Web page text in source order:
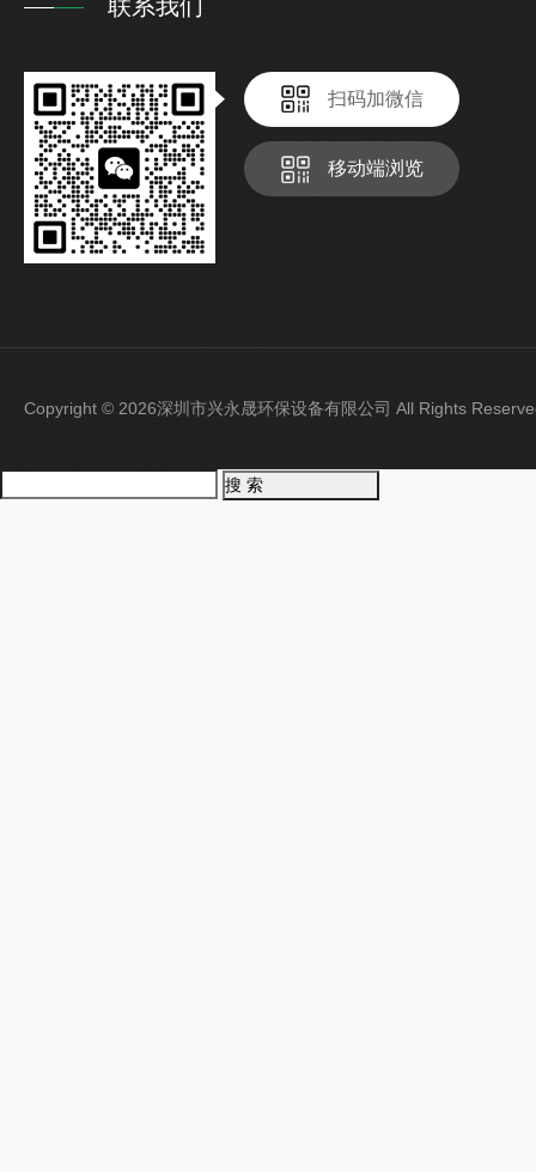
联系我们
扫码加微信
移动端浏览
Copyright © 2026深圳市兴永晟环保设备有限公司 All Rights